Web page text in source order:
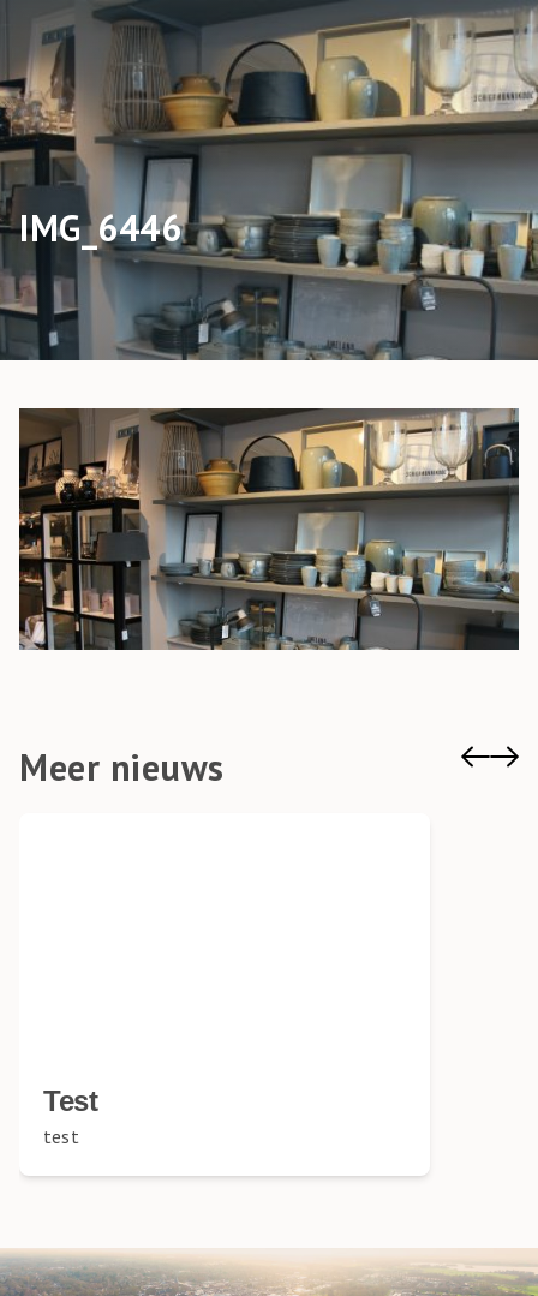
IMG_6446
Meer nieuws
Test
test